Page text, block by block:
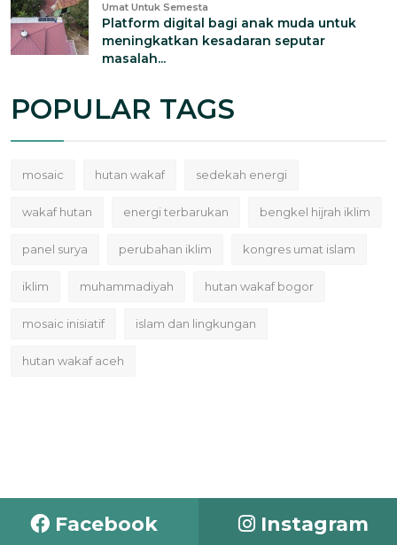
Umat Untuk Semesta
Platform digital bagi anak muda untuk
meningkatkan kesadaran seputar
masalah...
POPULAR TAGS
mosaic hutan wakaf sedekah energi
wakaf hutan energi terbarukan bengkel hijrah iklim
panel surya perubahan iklim kongres umat islam
iklim muhammadiyah hutan wakaf bogor
mosaic inisiatif islam dan lingkungan
hutan wakaf aceh
Facebook Instagram